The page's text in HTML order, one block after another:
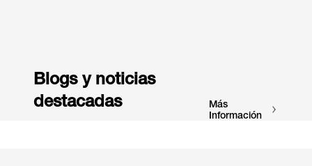
Blogs y noticias
destacadas
Más
Información